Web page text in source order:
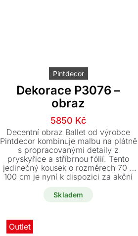
Pintdecor
Dekorace P3076 –
obraz
Původní
cena
byla:
6850 Kč.
5850 Kč
Aktuální
cena
je:
5850 Kč.
Decentní obraz Ballet od výrobce
Pintdecor kombinuje malbu na plátně
s propracovanými detaily z
pryskyřice a stříbrnou fólií. Tento
jedinečný kousek o rozměrech 70 x
100 cm je nyní k dispozici za akční
Skladem
Outlet